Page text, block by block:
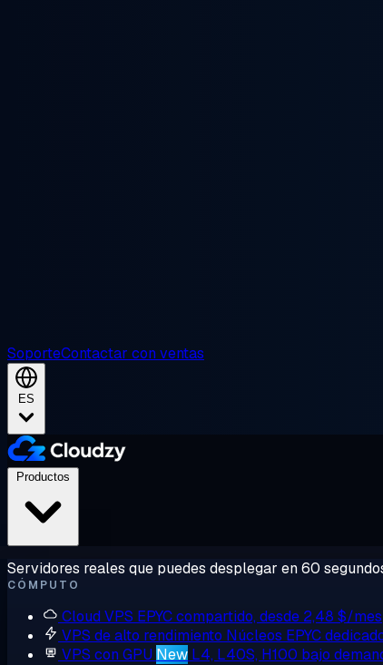
SoporteContactar con ventas
ES
Servidores reales que puedes desplegar en 60
CÓMPUTO
Cloud VPS EPYC compartido, desde 2,48 $/mes
VPS de alto rendimiento Núcleos EPYC
VPS con GPU New L4, L40S, H100 bajo